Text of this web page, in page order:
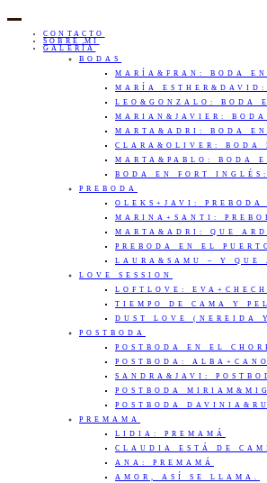
CONTACTO
SOBRE MI
GALERÍA
BODAS
MARÍA&FRAN: BODA
MARÍA
LEO&GONZALO: BODA
MARIAN&JAVIER:
MARTA&ADRI: BODA
CLARA&OLIVER: BODA
MARTA&PABLO: BODA
BODA EN FORT
PREBODA
OLEKS+JAVI: PREBODA
MARINA+SANTI:
MARTA&ADRI: QUE
PREBODA EN EL
LAURA&SAMU – Y QUE
LOVE SESSION
LOFTLOVE:
TIEMPO DE CAMA Y
DUST LOVE (NEREIDA
POSTBODA
POSTBODA EN EL
POSTBODA: ALBA+CANO
SANDRA&JAVI:
POSTBODA
POSTBODA
PREMAMA
LIDIA: PREMAMÁ
CLAUDIA ESTÁ DE
ANA: PREMAMÁ
AMOR, ASÍ SE LLAMA.